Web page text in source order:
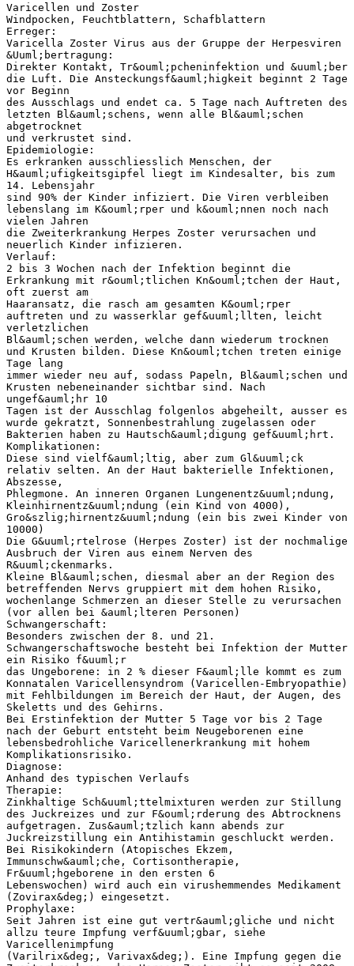
Varicellen und Zoster
Windpocken, Feuchtblattern, Schafblattern
Erreger:
Varicella Zoster Virus aus der Gruppe der Herpesviren
&Uuml;bertragung:
Direkter Kontakt, Tr&ouml;pcheninfektion und &uuml;ber
die Luft. Die Ansteckungsf&auml;higkeit beginnt 2 Tage
vor Beginn
des Ausschlags und endet ca. 5 Tage nach Auftreten des
letzten Bl&auml;schens, wenn alle Bl&auml;schen
abgetrocknet
und verkrustet sind.
Epidemiologie:
Es erkranken ausschliesslich Menschen, der
H&auml;ufigkeitsgipfel liegt im Kindesalter, bis zum
14. Lebensjahr
sind 90% der Kinder infiziert. Die Viren verbleiben
lebenslang im K&ouml;rper und k&ouml;nnen noch nach
vielen Jahren
die Zweiterkrankung Herpes Zoster verursachen und
neuerlich Kinder infizieren.
Verlauf:
2 bis 3 Wochen nach der Infektion beginnt die
Erkrankung mit r&ouml;tlichen Kn&ouml;tchen der Haut,
oft zuerst am
Haaransatz, die rasch am gesamten K&ouml;rper
auftreten und zu wasserklar gef&uuml;llten, leicht
verletzlichen
Bl&auml;schen werden, welche dann wiederum trocknen
und Krusten bilden. Diese Kn&ouml;tchen treten einige
Tage lang
immer wieder neu auf, sodass Papeln, Bl&auml;schen und
Krusten nebeneinander sichtbar sind. Nach
ungef&auml;hr 10
Tagen ist der Ausschlag folgenlos abgeheilt, ausser es
wurde gekratzt, Sonnenbestrahlung zugelassen oder
Bakterien haben zu Hautsch&auml;digung gef&uuml;hrt.
Komplikationen:
Diese sind vielf&auml;ltig, aber zum Gl&uuml;ck
relativ selten. An der Haut bakterielle Infektionen,
Abszesse,
Phlegmone. An inneren Organen Lungenentz&uuml;ndung,
Kleinhirnentz&uuml;ndung (ein Kind von 4000),
Gro&szlig;hirnentz&uuml;ndung (ein bis zwei Kinder von
10000)
Die G&uuml;rtelrose (Herpes Zoster) ist der nochmalige
Ausbruch der Viren aus einem Nerven des
R&uuml;ckenmarks.
Kleine Bl&auml;schen, diesmal aber an der Region des
betreffenden Nervs gruppiert mit dem hohen Risiko,
wochenlange Schmerzen an dieser Stelle zu verursachen
(vor allen bei &auml;lteren Personen)
Schwangerschaft:
Besonders zwischen der 8. und 21.
Schwangerschaftswoche besteht bei Infektion der Mutter
ein Risiko f&uuml;r
das Ungeborene: in 2 % dieser F&auml;lle kommt es zum
Konnatalen Varicellensyndrom (Varicellen-Embryopathie)
mit Fehlbildungen im Bereich der Haut, der Augen, des
Skeletts und des Gehirns.
Bei Erstinfektion der Mutter 5 Tage vor bis 2 Tage
nach der Geburt entsteht beim Neugeborenen eine
lebensbedrohliche Varicellenerkrankung mit hohem
Komplikationsrisiko.
Diagnose:
Anhand des typischen Verlaufs
Therapie:
Zinkhaltige Sch&uuml;ttelmixturen werden zur Stillung
des Juckreizes und zur F&ouml;rderung des Abtrocknens
aufgetragen. Zus&auml;tzlich kann abends zur
Juckreizstillung ein Antihistamin geschluckt werden.
Bei Risikokindern (Atopisches Ekzem,
Immunschw&auml;che, Cortisontherapie,
Fr&uuml;hgeborene in den ersten 6
Lebenswochen) wird auch ein virushemmendes Medikament
(Zovirax&deg;) eingesetzt.
Prophylaxe:
Seit Jahren ist eine gut vertr&auml;gliche und nicht
allzu teure Impfung verf&uuml;gbar, siehe
Varicellenimpfung
(Varilrix&deg;, Varivax&deg;). Eine Impfung gegen die